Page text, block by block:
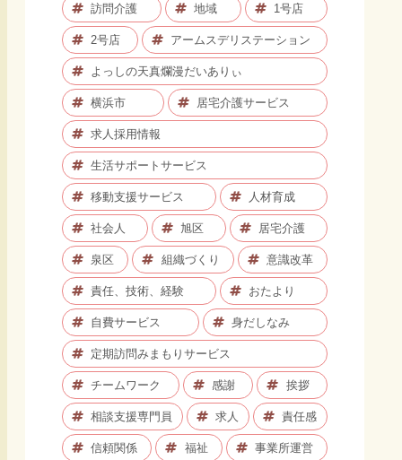
訪問介護 地域 1号店
2号店 アームスデリステーション
よっしの天真爛漫だいありぃ
横浜市 居宅介護サービス
求人採用情報
生活サポートサービス
移動支援サービス 人材育成
社会人 旭区 居宅介護
泉区 組織づくり 意識改革
責任、技術、経験 おたより
自費サービス 身だしなみ
定期訪問みまもりサービス
チームワーク 感謝 挨拶
相談支援専門員 求人 責任感
信頼関係 福祉 事業所運営